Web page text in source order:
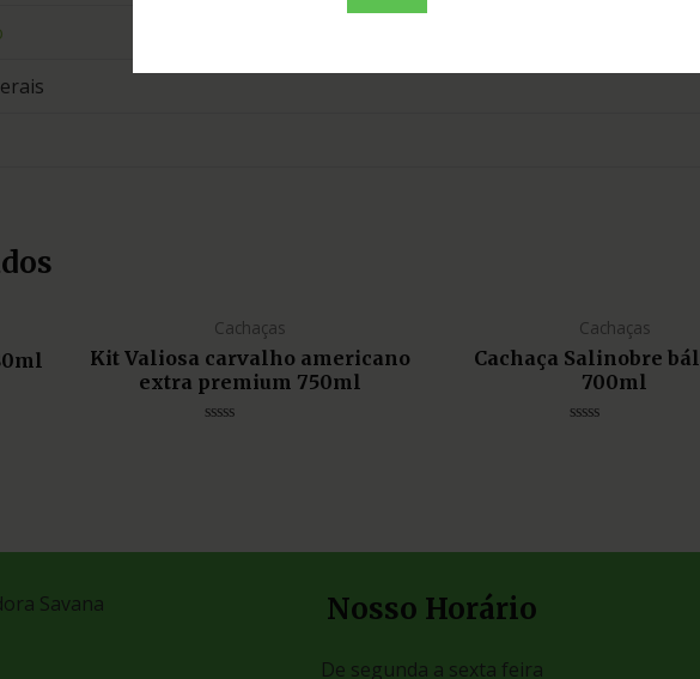
Cachaças
Kit Valiosa carvalho americano
extra premium 750ml
Cachaças
Cachaça Salinobre
700ml
Nosso Horário
De segunda a sexta feira